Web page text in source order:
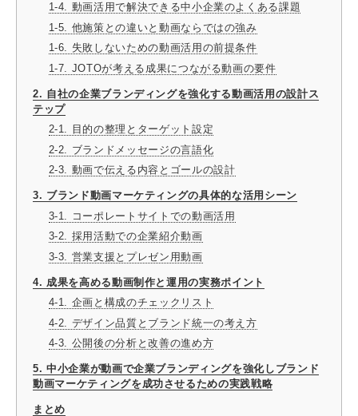
1-4. 動画活用で解決できる中小企業のよくある課題
1-5. 他施策との違いと動画ならではの強み
1-6. 失敗しないための動画活用の前提条件
1-7. JOTOが考える成果につながる動画の要件
2. 自社の企業ブランディングを強化する動画活用の設計ス
テップ
2-1. 目的の整理とターゲット設定
2-2. ブランドメッセージの言語化
2-3. 動画で伝える内容とゴールの設計
3. ブランド動画マーケティングの具体的な活用シーン
3-1. コーポレートサイトでの動画活用
3-2. 採用活動での企業紹介動画
3-3. 営業支援とプレゼン用動画
4. 成果を高める動画制作と運用の実務ポイント
4-1. 企画と構成のチェックリスト
4-2. デザイン品質とブランド統一の考え方
4-3. 公開後の分析と改善の進め方
5. 中小企業が動画で企業ブランディングを強化しブランド
動画マーケティングを成功させるための実践戦略
まとめ